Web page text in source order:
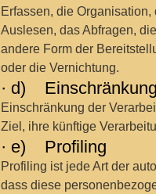
Erfassen, die
Auslesen, das Abfragen,
andere Form der
oder die Vernichtung.
· d)
Einschränkung der
Ziel, ihre künftige
· e) Profiling
Profiling ist jede Art der
dass diese